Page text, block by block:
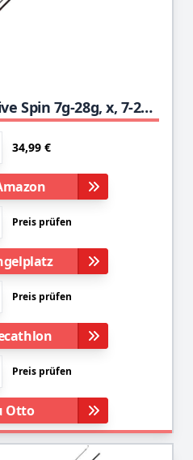
Quantum 2,28m Drive Spin 7g-28g, x, 7-28 g
34,99 €
Preis prüfen
Preis prüfen
Preis prüfen
Otto